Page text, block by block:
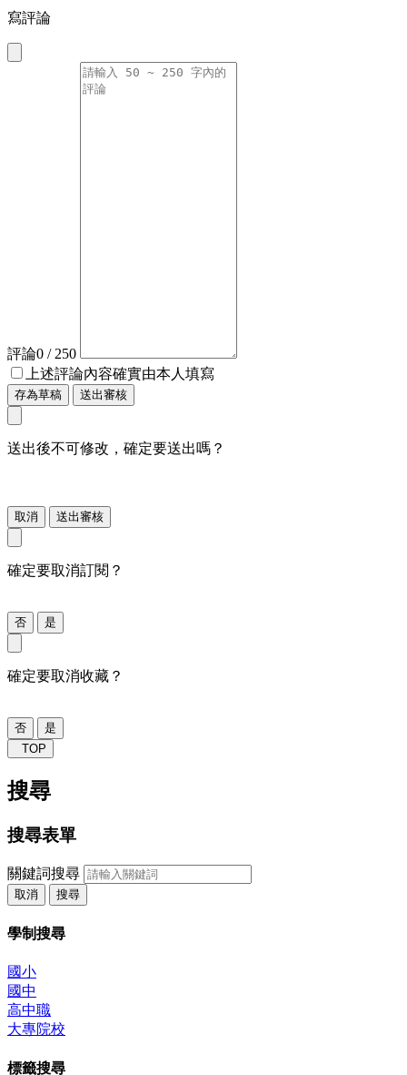
寫評論
評論0 / 250
上述評論內容確實由本人填寫
存為草稿 送出審核
送出後不可修改，確定要送出嗎？
取消 送出審核
確定要取消訂閱？
否 是
確定要取消收藏？
否
是
TOP
搜尋
搜尋表單
關鍵詞搜尋
取消 搜尋
學制搜尋
國小
國中
高中職
大專院校
標籤搜尋